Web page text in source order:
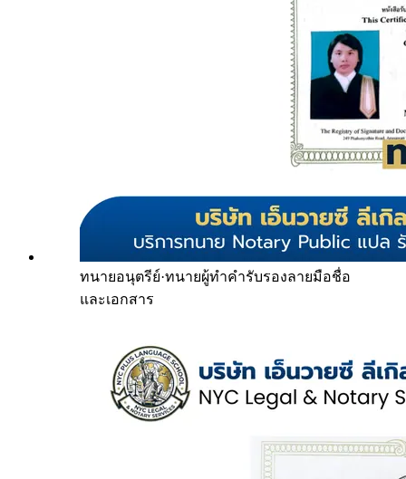
ทนายอนุตรีย์·ทนายผู้ทำคำรับรองลายมือชื่อ
และเอกสาร